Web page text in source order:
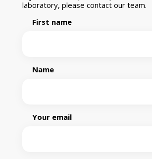
laboratory, please contact our team.
First name
Name
Your email